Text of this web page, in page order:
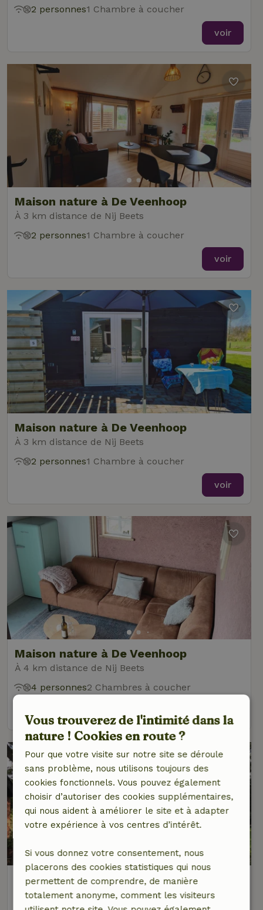
2 personnes1 Chambre à coucher
voir
Maison nature à De Veenhoop
À 3 km distance de Nij Beets
2 personnes1 Chambre à coucher
voir
Maison nature à De Veenhoop
À 3 km distance de Nij Beets
2 personnes1 Chambre à coucher
voir
Maison nature à De Veenhoop
À 4 km distance de Nij Beets
4 personnes2 Chambres à coucher
Maison nature à Boornbergum
À 4 km distance de Nij Beets
Vous trouverez de l'intimité dans la
nature ! Cookies en route ?
Pour que votre visite sur notre site se déroule
sans problème, nous utilisons toujours des
cookies fonctionnels. Vous pouvez également
choisir d’autoriser des cookies supplémentaires,
qui nous aident à améliorer le site et à adapter
votre expérience à vos centres d’intérêt.
Si vous donnez votre consentement, nous
placerons des cookies statistiques qui nous
permettent de comprendre, de manière
totalement anonyme, comment les visiteurs